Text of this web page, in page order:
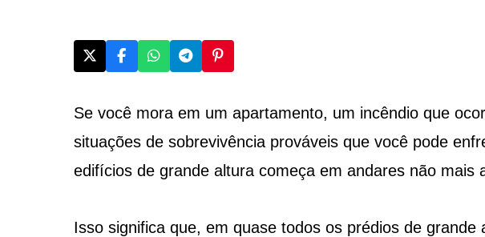
Se você mora em um apartamento, um incêndio que
situações de sobrevivência prováveis que você pode
edifícios de grande altura começa em andares não mais
Isso significa que, em quase todos os prédios de